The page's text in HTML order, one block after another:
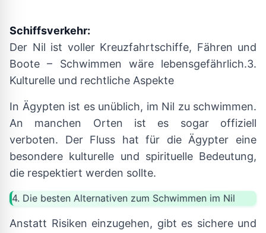
Schiffsverkehr:
Der Nil ist voller Kreuzfahrtschiffe, Fähren und
Boote – Schwimmen wäre lebensgefährlich.3.
Kulturelle und rechtliche Aspekte
In Ägypten ist es unüblich, im Nil zu schwimmen.
An manchen Orten ist es sogar offiziell
verboten. Der Fluss hat für die Ägypter eine
besondere kulturelle und spirituelle Bedeutung,
die respektiert werden sollte.
4. Die besten Alternativen zum Schwimmen im Nil
Anstatt Risiken einzugehen, gibt es sichere und